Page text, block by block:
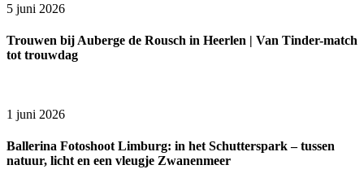
5 juni 2026
Trouwen bij Auberge de Rousch in Heerlen | Van Tinder-match
tot trouwdag
1 juni 2026
Ballerina Fotoshoot Limburg: in het Schutterspark – tussen
natuur, licht en een vleugje Zwanenmeer